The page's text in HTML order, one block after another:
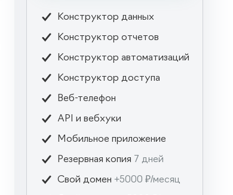

Конструктор данных

Конструктор отчетов

Конструктор автоматизаций

Конструктор доступа

Веб-телефон

API и вебхуки

Мобильное приложение

Резервная копия 7 дней

Свой домен +5000 ₽/месяц